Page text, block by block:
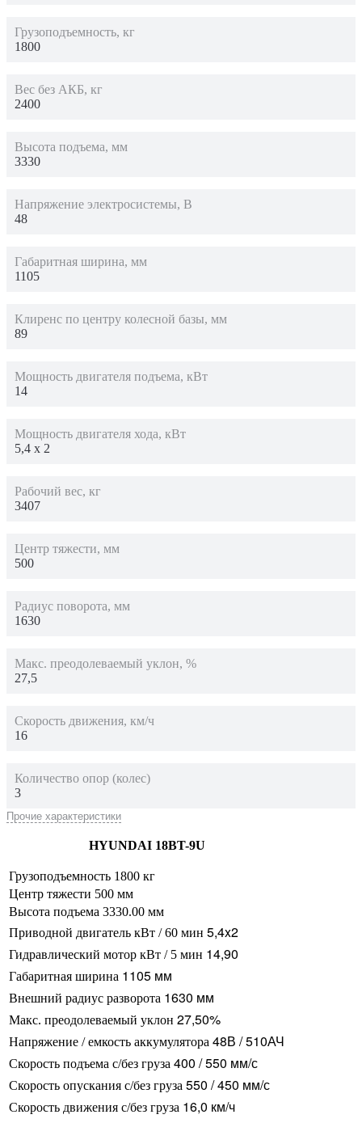
Грузоподъемность, кг
1800
Вес без АКБ, кг
2400
Высота подъема, мм
3330
Напряжение электросистемы, В
48
Габаритная ширина, мм
1105
Клиренс по центру колесной базы, мм
89
Мощность двигателя подъема, кВт
14
Мощность двигателя хода, кВт
5,4 х 2
Рабочий вес, кг
3407
Центр тяжести, мм
500
Радиус поворота, мм
1630
Макс. преодолеваемый уклон, %
27,5
Скорость движения, км/ч
16
Количество опор (колес)
3
Прочие характеристики
HYUNDAI 18BT-9U
Грузоподъемность 1800 кг
Центр тяжести 500 мм
Высота подъема 3330.00 мм
Приводной двигатель кВт / 60 мин 5,4x2
Гидравлический мотор кВт / 5 мин 14,90
Габаритная ширина 1105 мм
Внешний радиус разворота 1630 мм
Макс. преодолеваемый уклон 27,50%
Напряжение / емкость аккумулятора 48В / 510АЧ
Скорость подъема с/без груза 400 / 550 мм/с
Скорость опускания c/без груза 550 / 450 мм/с
Скорость движения c/без груза 16,0 км/ч